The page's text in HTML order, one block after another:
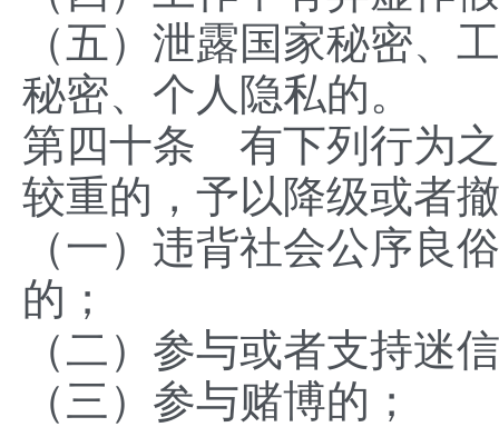
（五）泄露国家秘密、
秘密、个人隐私的。
第四十条 有下列行为
较重的，予以降级或者
（一）违背社会公序良
的；
（二）参与或者支持迷
（三）参与赌博的；